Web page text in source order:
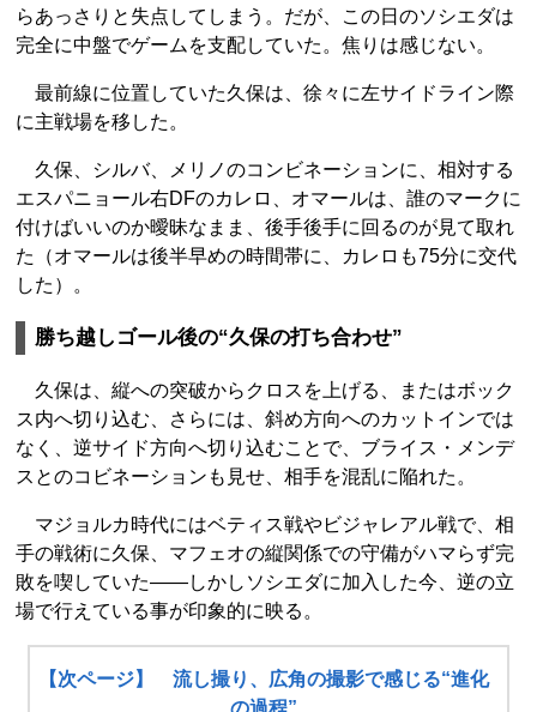
らあっさりと失点してしまう。だが、この日のソシエダは
完全に中盤でゲームを支配していた。焦りは感じない。
最前線に位置していた久保は、徐々に左サイドライン際
に主戦場を移した。
久保、シルバ、メリノのコンビネーションに、相対する
エスパニョール右DFのカレロ、オマールは、誰のマークに
付けばいいのか曖昧なまま、後手後手に回るのが見て取れ
た（オマールは後半早めの時間帯に、カレロも75分に交代
した）。
勝ち越しゴール後の“久保の打ち合わせ”
久保は、縦への突破からクロスを上げる、またはボック
ス内へ切り込む、さらには、斜め方向へのカットインでは
なく、逆サイド方向へ切り込むことで、ブライス・メンデ
スとのコビネーションも見せ、相手を混乱に陥れた。
マジョルカ時代にはベティス戦やビジャレアル戦で、相
手の戦術に久保、マフェオの縦関係での守備がハマらず完
敗を喫していた――しかしソシエダに加入した今、逆の立
場で行えている事が印象的に映る。
【次ページ】 流し撮り、広角の撮影で感じる“進化